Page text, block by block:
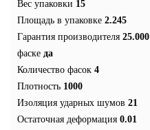
Вес упаковки 15
Площадь в упаковке 2.245
Гарантия производителя 25.000
фаске да
Количество фасок 4
Плотность 1000
Изоляция ударных шумов 21
Остаточная деформация 0.01